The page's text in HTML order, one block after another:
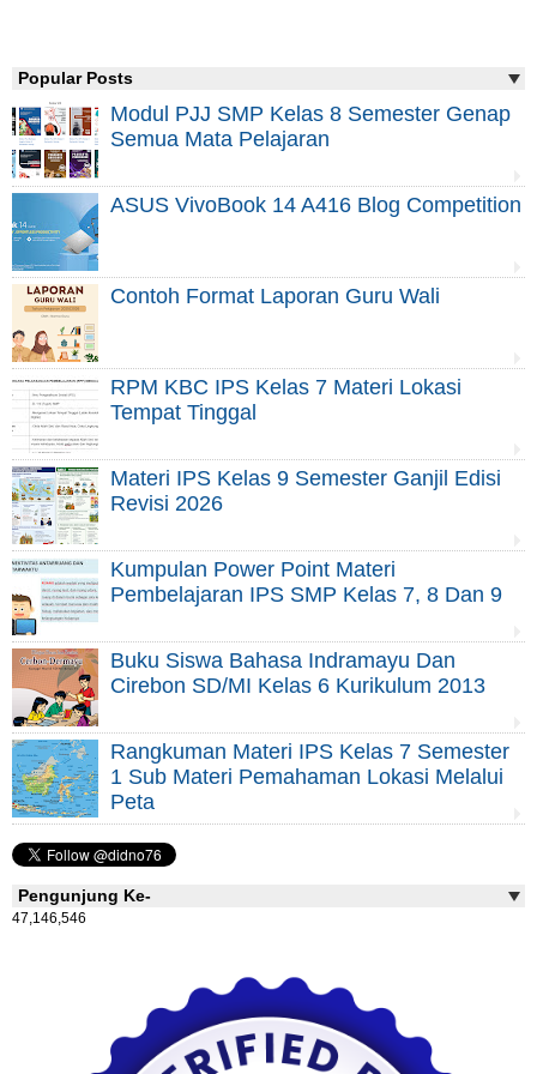
Popular Posts
Modul PJJ SMP Kelas 8 Semester Genap
Semua Mata Pelajaran
ASUS VivoBook 14 A416 Blog Competition
Contoh Format Laporan Guru Wali
RPM KBC IPS Kelas 7 Materi Lokasi
Tempat Tinggal
Materi IPS Kelas 9 Semester Ganjil Edisi
Revisi 2026
Kumpulan Power Point Materi
Pembelajaran IPS SMP Kelas 7, 8 Dan 9
Buku Siswa Bahasa Indramayu Dan
Cirebon SD/MI Kelas 6 Kurikulum 2013
Rangkuman Materi IPS Kelas 7 Semester
1 Sub Materi Pemahaman Lokasi Melalui
Peta
Pengunjung Ke-
47,146,546